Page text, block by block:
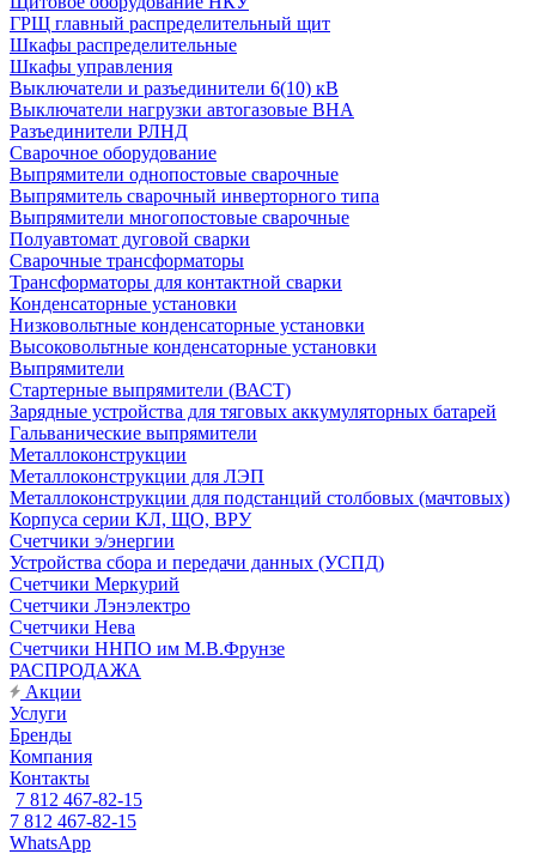
ГРЩ главный распределительный щит
Шкафы распределительные
Шкафы управления
Выключатели и разъединители 6(10) кВ
Выключатели нагрузки автогазовые ВНА
Разъединители РЛНД
Сварочное оборудование
Выпрямители однопостовые сварочные
Выпрямитель сварочный инверторного типа
Выпрямители многопостовые сварочные
Полуавтомат дуговой сварки
Сварочные трансформаторы
Трансформаторы для контактной сварки
Конденсаторные установки
Низковольтные конденсаторные установки
Высоковольтные конденсаторные установки
Выпрямители
Стартерные выпрямители (ВАСТ)
Зарядные устройства для тяговых аккумуляторных батарей
Гальванические выпрямители
Металлоконструкции
Металлоконструкции для ЛЭП
Металлоконструкции для подстанций столбовых (мачтовых)
Корпуса серии КЛ, ЩО, ВРУ
Счетчики э/энергии
Устройства сбора и передачи данных (УСПД)
Счетчики Меркурий
Счетчики Лэнэлектро
Счетчики Нева
Счетчики ННПО им М.В.Фрунзе
РАСПРОДАЖА
Акции
Услуги
Бренды
Компания
Контакты
7 812 467-82-15
7 812 467-82-15
WhatsApp